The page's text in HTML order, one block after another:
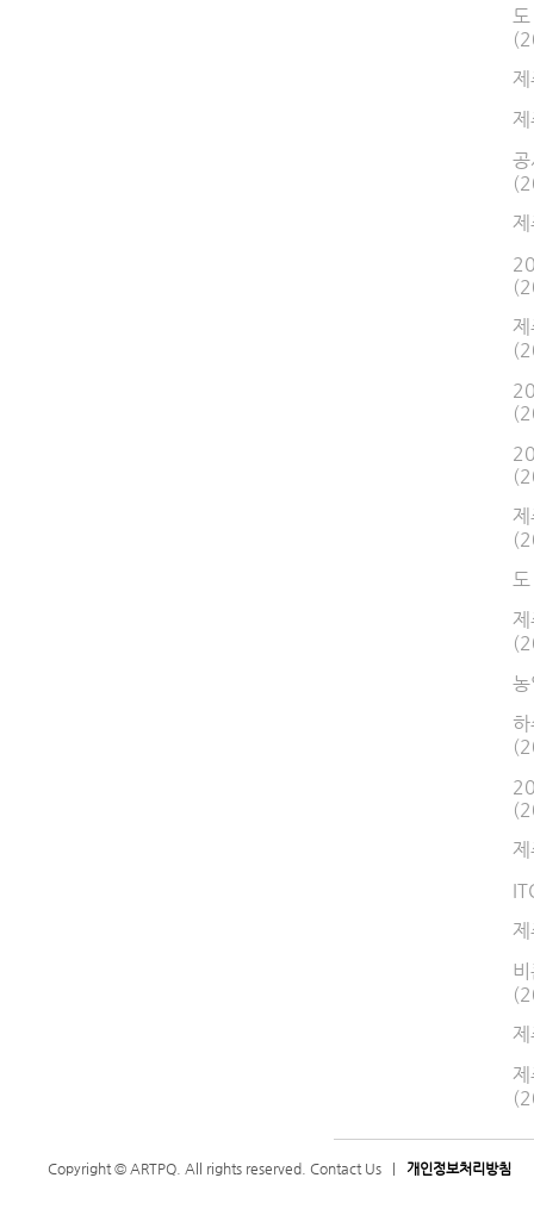
Copyright © ARTPQ. All rights reserved. Contact Us 개인정보처리방침